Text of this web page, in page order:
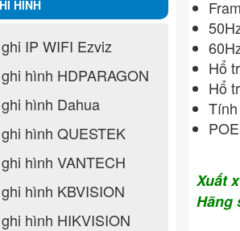
Hổ
Hổ
Xuất
Hãng
HÌNH
IP WIFI Ezviz
hình HDPARAGON
hình Dahua
hình QUESTEK
hình VANTECH
hình KBVISION
hình HIKVISION